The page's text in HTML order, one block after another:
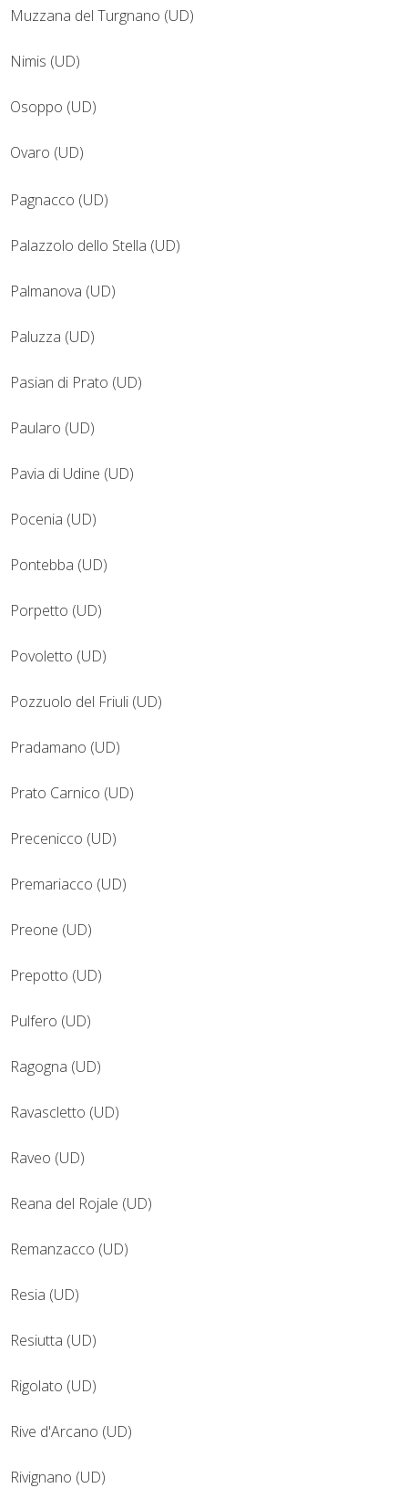
Muzzana del Turgnano (UD)
Nimis (UD)
Osoppo (UD)
Ovaro (UD)
Pagnacco (UD)
Palazzolo dello Stella (UD)
Palmanova (UD)
Paluzza (UD)
Pasian di Prato (UD)
Paularo (UD)
Pavia di Udine (UD)
Pocenia (UD)
Pontebba (UD)
Porpetto (UD)
Povoletto (UD)
Pozzuolo del Friuli (UD)
Pradamano (UD)
Prato Carnico (UD)
Precenicco (UD)
Premariacco (UD)
Preone (UD)
Prepotto (UD)
Pulfero (UD)
Ragogna (UD)
Ravascletto (UD)
Raveo (UD)
Reana del Rojale (UD)
Remanzacco (UD)
Resia (UD)
Resiutta (UD)
Rigolato (UD)
Rive d'Arcano (UD)
Rivignano (UD)